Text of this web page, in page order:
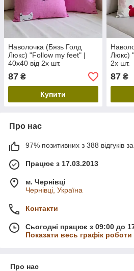
Наволочка (Бязь Голд
Люкс) "Follow my feet" |
40х40 від 2х шт.
87 ₴
Купити
Люкс)
2х шт.
87₴
Про нас
97% позитивних з 388 відгуків за
Працює з 17.03.2013
м. Чернівці
Чернівці, Україна
Контакти
Сьогодні працює з 09:00 до
Показати весь графік роботи
Про нас